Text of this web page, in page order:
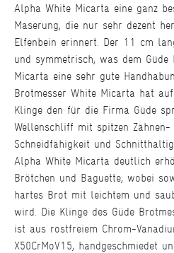
Alpha White Micarta eine ganz
Maserung, die nur sehr dezent
Elfenbein erinnert. Der 11 cm
und symmetrisch, was dem
Micarta eine sehr gute
Brotmesser White Micarta hat
Klinge den für die Firma Güde
Wellenschliff mit spitzen
Schneidfähigkeit und
Alpha White Micarta deutlich
Brötchen und Baguette, wobei
hartes Brot mit leichtem und
wird. Die Klinge des Güde
ist aus rostfreiem Chrom-
X50CrMoV15, handgeschmiedet